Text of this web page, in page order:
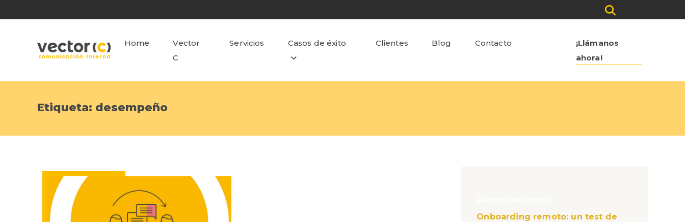
Home
Vector
C
Servicios Casos de éxito Clientes Blog Contacto
¡Llámanos
ahora!
Etiqueta: desempeño
Onboarding remoto: un test de